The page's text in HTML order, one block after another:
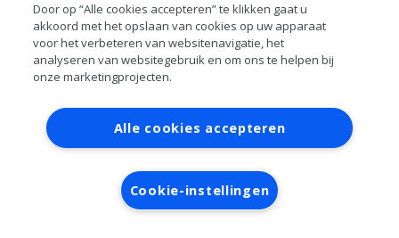
Contact Account aanvragen
Inloggen
RAI bestanden
Privacy
Algemene
voorwaarden
Verwerkersovereenkomst
Door op “Alle cookies accepteren” te klikken gaat u
akkoord met het opslaan van cookies op uw apparaat
voor het verbeteren van websitenavigatie, het
analyseren van websitegebruik en om ons te helpen bij
onze marketingprojecten.
Alle cookies accepteren
Cookie-instellingen